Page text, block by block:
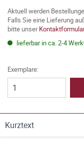
Aktuell werden
Falls Sie eine Lieferung
bitte unser
lieferbar in ca. 2-4
Exemplare:
Kurztext